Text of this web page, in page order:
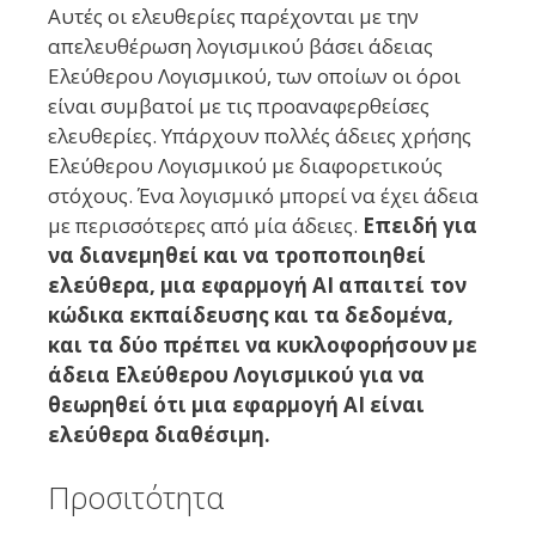
Αυτές οι ελευθερίες παρέχονται με την
απελευθέρωση λογισμικού βάσει άδειας
Ελεύθερου Λογισμικού, των οποίων οι όροι
είναι συμβατοί με τις προαναφερθείσες
ελευθερίες. Υπάρχουν πολλές άδειες χρήσης
Ελεύθερου Λογισμικού με διαφορετικούς
στόχους. Ένα λογισμικό μπορεί να έχει άδεια
με περισσότερες από μία άδειες. Επειδή για
να διανεμηθεί και να τροποποιηθεί
ελεύθερα, μια εφαρμογή AI απαιτεί τον
κώδικα εκπαίδευσης και τα δεδομένα,
και τα δύο πρέπει να κυκλοφορήσουν με
άδεια Ελεύθερου Λογισμικού για να
θεωρηθεί ότι μια εφαρμογή AI είναι
ελεύθερα διαθέσιμη.
Προσιτότητα